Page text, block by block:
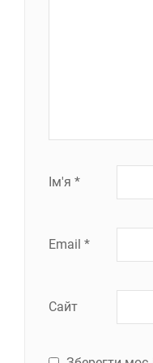
Ім'я *
Email *
Сайт